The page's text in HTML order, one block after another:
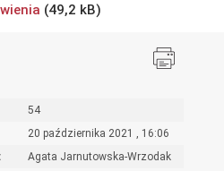
54
20 października 2021 , 16:06
Agata Jarnutowska-Wrzodak